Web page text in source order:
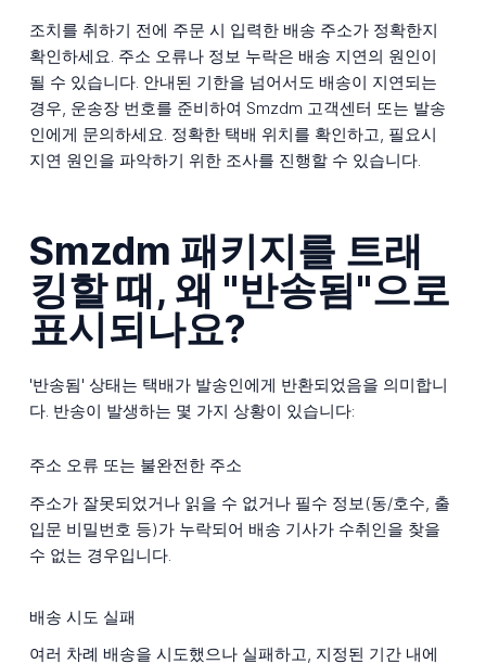
조치를 취하기 전에 주문 시 입력한 배송 주소가 정확한지
확인하세요. 주소 오류나 정보 누락은 배송 지연의 원인이
될 수 있습니다. 안내된 기한을 넘어서도 배송이 지연되는
경우, 운송장 번호를 준비하여 Smzdm 고객센터 또는 발송
인에게 문의하세요. 정확한 택배 위치를 확인하고, 필요시
지연 원인을 파악하기 위한 조사를 진행할 수 있습니다.
Smzdm 패키지를 트래
킹할 때, 왜 "반송됨"으로
표시되나요?
'반송됨' 상태는 택배가 발송인에게 반환되었음을 의미합니
다. 반송이 발생하는 몇 가지 상황이 있습니다:
주소 오류 또는 불완전한 주소
주소가 잘못되었거나 읽을 수 없거나 필수 정보(동/호수, 출
입문 비밀번호 등)가 누락되어 배송 기사가 수취인을 찾을
수 없는 경우입니다.
배송 시도 실패
여러 차례 배송을 시도했으나 실패하고, 지정된 기간 내에